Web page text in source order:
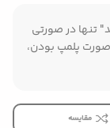
تنها در صورتی
صورت پلمپ بودن،
مقایسه